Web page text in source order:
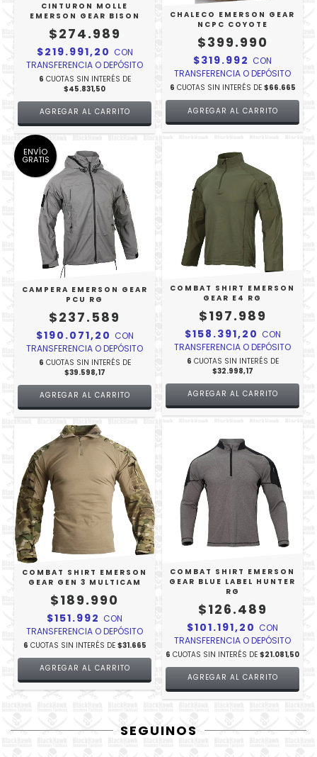
CINTURON MOLLE
EMERSON GEAR BISON
$274.989
$219.991,20 CON
TRANSFERENCIA O DEPÓSITO
6 CUOTAS SIN INTERÉS DE
$45.831,50
AGREGAR AL CARRITO
CHALECO EMERSON GEAR
NCPC COYOTE
$399.990
$319.992 CON
TRANSFERENCIA O DEPÓSITO
6 CUOTAS SIN INTERÉS DE $66.665
ENVÍO
GRATIS
CAMPERA EMERSON GEAR
PCU RG
$237.589
$190.071,20 CON
TRANSFERENCIA O DEPÓSITO
6 CUOTAS SIN INTERÉS DE
$39.598,17
AGREGAR AL CARRITO
COMBAT SHIRT EMERSON
GEAR E4 RG
$197.989
$158.391,20 CON
TRANSFERENCIA O DEPÓSITO
6 CUOTAS SIN INTERÉS DE
$32.998,17
AGREGAR AL CARRITO
COMBAT SHIRT EMERSON
GEAR GEN 3 MULTICAM
$189.990
$151.992 CON
TRANSFERENCIA O DEPÓSITO
6 CUOTAS SIN INTERÉS DE $31.665
AGREGAR AL CARRITO
COMBAT SHIRT EMERSON
GEAR BLUE LABEL HUNTER
RG
$126.489
$101.191,20 CON
TRANSFERENCIA O DEPÓSITO
6 CUOTAS SIN INTERÉS DE $21.081,50
AGREGAR AL CARRITO
SEGUINOS